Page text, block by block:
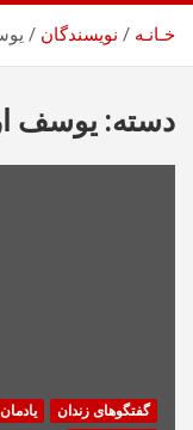
خـانـه نویسندگان
دسته: یوسف
گفتگوهای زندان